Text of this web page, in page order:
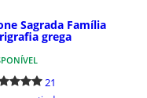
Sagrada Família
grega
21